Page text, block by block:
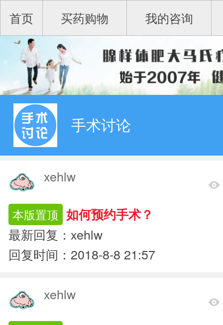
首页 买药购物 我的咨询
手术讨论
xehlw
本版置顶 如何预约手术？
最新回复：xehlw
回复时间：2018-8-8 21:57
xehlw